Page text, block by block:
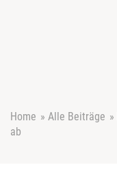
Home » Alle Beiträge »
ab